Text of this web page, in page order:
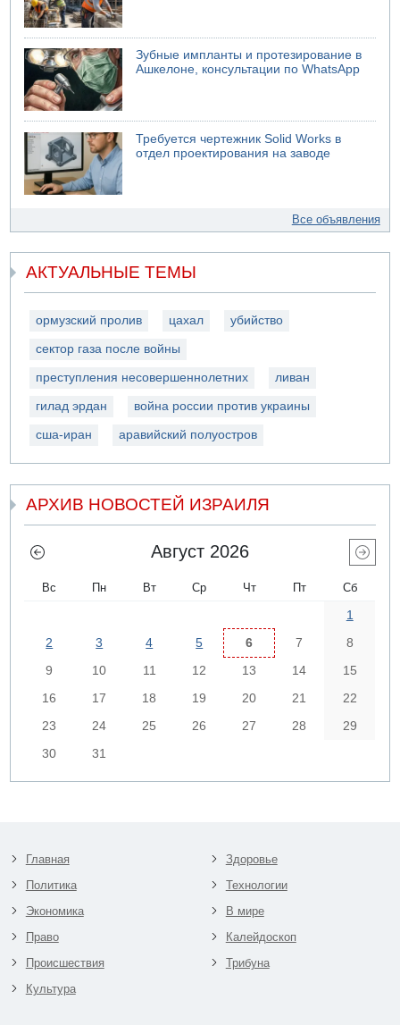
Зубные импланты и протезирование в
Ашкелоне, консультации по WhatsApp
Требуется чертежник Solid Works в
отдел проектирования на заводе
Все объявления
АКТУАЛЬНЫЕ ТЕМЫ
ормузский пролив цахал убийство
сектор газа после войны
преступления несовершеннолетних ливан
гилад эрдан война россии против украины
сша-иран аравийский полуостров
АРХИВ НОВОСТЕЙ ИЗРАИЛЯ
Август 2026
Вс Пн Вт Ср Чт Пт Сб
1
2
3 4 5 6 7
8
9
10 11 12 13 14
15
16
17 18 19 20 21
22
23
24 25 26 27 28
29
30
31
Главная
Политика
Экономика
Право
Происшествия
Культура
Здоровье
Технологии
В мире
Калейдоскоп
Трибуна